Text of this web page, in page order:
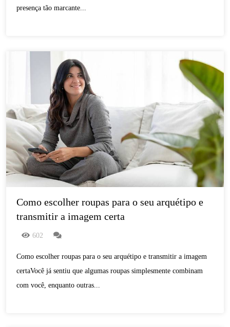
presença tão marcante...
Como escolher roupas para o seu arquétipo e
transmitir a imagem certa
602
Como escolher roupas para o seu arquétipo e transmitir a imagem
certaVocê já sentiu que algumas roupas simplesmente combinam
com você, enquanto outras...